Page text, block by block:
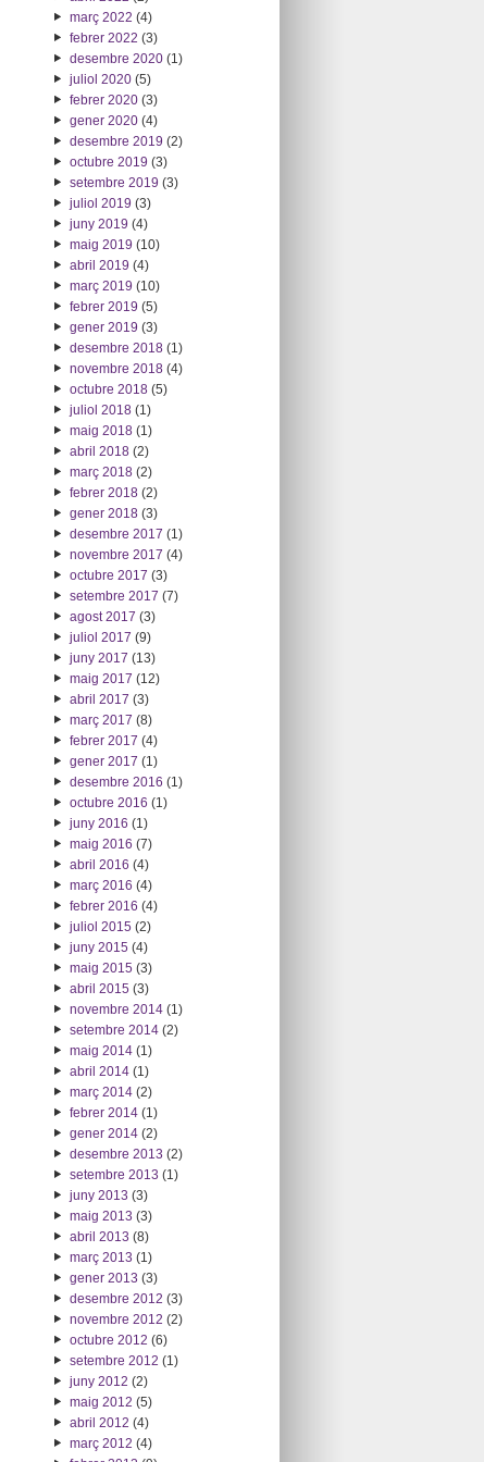
març 2022 (4)
febrer 2022 (3)
desembre 2020(1)
juliol 2020(5)
febrer 2020(3)
gener 2020(4)
desembre 2019 (2)
octubre 2019 (3)
setembre 2019 (3)
juliol 2019 (3)
juny 2019 (4)
maig 2019 (10)
abril 2019 (4)
març 2019 (10)
febrer 2019 (5)
gener 2019 (3)
desembre 2018(1)
novembre 2018(4)
octubre 2018(5)
juliol 2018(1)
maig 2018(1)
abril 2018(2)
març 2018(2)
febrer 2018(2)
gener 2018(3)
desembre 2017 (1)
novembre 2017 (4)
octubre 2017 (3)
setembre 2017 (7)
agost 2017 (3)
juliol 2017 (9)
juny 2017 (13)
maig 2017 (12)
abril 2017 (3)
març 2017 (8)
febrer 2017 (4)
gener 2017 (1)
desembre 2016 (1)
octubre 2016 (1)
juny 2016 (1)
maig 2016 (7)
abril 2016 (4)
març 2016 (4)
febrer 2016 (4)
juliol 2015 (2)
juny 2015 (4)
maig 2015 (3)
abril 2015 (3)
novembre 2014(1)
setembre 2014(2)
maig 2014(1)
abril 2014(1)
març 2014(2)
febrer 2014(1)
gener 2014(2)
desembre 2013 (2)
setembre 2013 (1)
juny 2013 (3)
maig 2013 (3)
abril 2013 (8)
març 2013 (1)
gener 2013 (3)
desembre 2012 (3)
novembre 2012 (2)
octubre 2012 (6)
setembre 2012 (1)
juny 2012 (2)
maig 2012 (5)
abril 2012 (4)
març 2012 (4)